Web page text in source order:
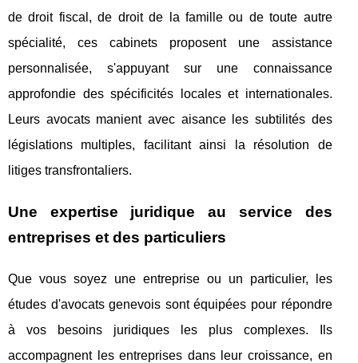
de droit fiscal, de droit de la famille ou de toute autre
spécialité, ces cabinets proposent une assistance
personnalisée, s'appuyant sur une connaissance
approfondie des spécificités locales et internationales.
Leurs avocats manient avec aisance les subtilités des
législations multiples, facilitant ainsi la résolution de
litiges transfrontaliers.
Une expertise juridique au service des
entreprises et des particuliers
Que vous soyez une entreprise ou un particulier, les
études d'avocats genevois sont équipées pour répondre
à vos besoins juridiques les plus complexes. Ils
accompagnent les entreprises dans leur croissance, en